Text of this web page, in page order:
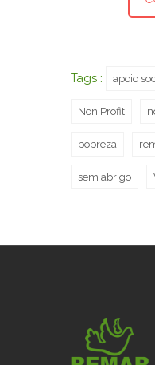
Tags : apoio
Non Profit
pobreza
sem abrigo